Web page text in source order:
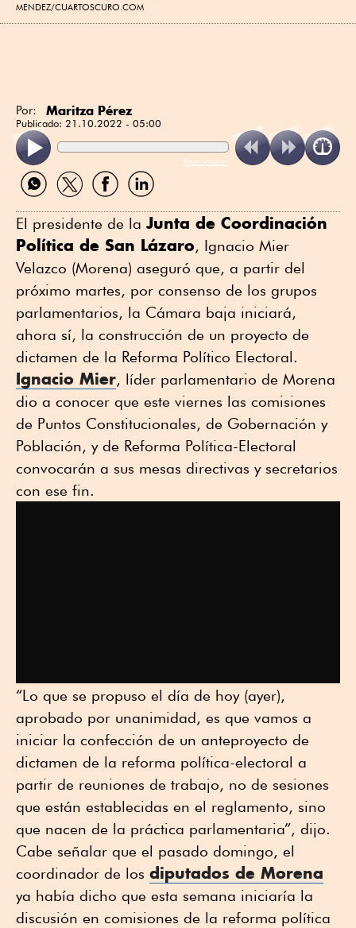
MENDEZ/CUARTOSCURO.COM
Por: Maritza Pérez
Publicado: 21.10.2022 - 05:00
ReadSpeaker
Compartir
por
Compartir
por
Compartir
por
Compartir
por
El presidente de la Junta de Coordinación
Política de San Lázaro, Ignacio Mier
Velazco (Morena) aseguró que, a partir del
próximo martes, por consenso de los grupos
parlamentarios, la Cámara baja iniciará,
ahora sí, la construcción de un proyecto de
dictamen de la Reforma Político Electoral.
Ignacio Mier, líder parlamentario de Morena
dio a conocer que este viernes las comisiones
de Puntos Constitucionales, de Gobernación y
Población, y de Reforma Política-Electoral
convocarán a sus mesas directivas y secretarios
con ese fin.
“Lo que se propuso el día de hoy (ayer),
aprobado por unanimidad, es que vamos a
iniciar la confección de un anteproyecto de
dictamen de la reforma política-electoral a
partir de reuniones de trabajo, no de sesiones
que están establecidas en el reglamento, sino
que nacen de la práctica parlamentaria”, dijo.
Cabe señalar que el pasado domingo, el
coordinador de los diputados de Morena
ya había dicho que esta semana iniciaría la
discusión en comisiones de la reforma política